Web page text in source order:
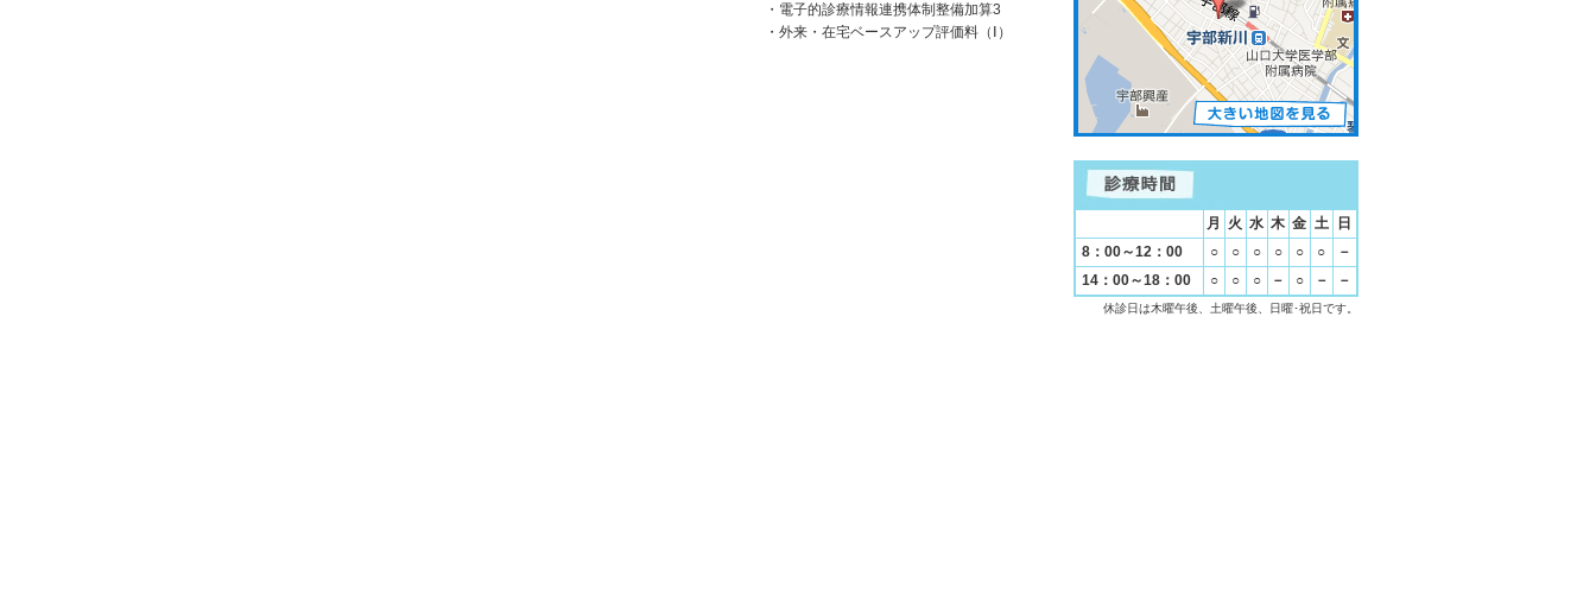
・電子的診療情報連携体制整備加算3
・外来・在宅ベースアップ評価料（Ⅰ）
月 火 水 木 金 土
日
8：00～12：00
○ ○ ○ ○ ○ ○
－
14：00～18：00
○ ○ ○ － ○ － －
休診日は木曜午後、土曜午後、日曜･祝日です。